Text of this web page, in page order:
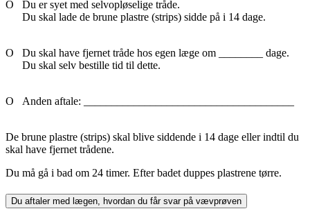
Ο Du er syet med selvopløselige tråde.
Du skal lade de brune plastre (strips) sidde på i 14 dage.
Ο Du skal have fjernet tråde hos egen læge om ________ dage.
Du skal selv bestille tid til dette.
Ο Anden aftale: ______________________________________
De brune plastre (strips) skal blive siddende i 14 dage eller indtil du
skal have fjernet trådene.
Du må gå i bad om 24 timer. Efter badet duppes plastrene tørre.
Du aftaler med lægen, hvordan du får svar på vævprøven